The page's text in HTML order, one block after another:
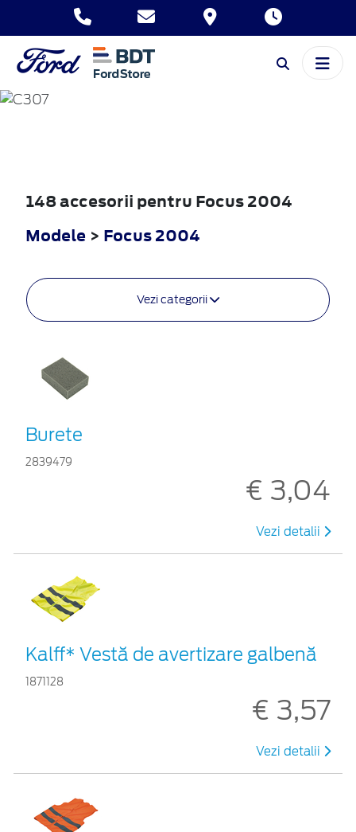
FOCUS
148 accesorii pentru Focus 2004
Modele > Focus 2004
Vezi categorii
Burete
2839479
€ 3,04
Vezi detalii
Kalff* Vestă de avertizare galbenă
1871128
€ 3,57
Vezi detalii